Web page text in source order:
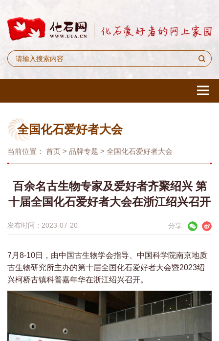
全国化石爱好者大会
当前位置： 首页 > 品牌专题 > 全国化石爱好者大会
百余名古生物专家及爱好者齐聚绍兴 第
十届全国化石爱好者大会在浙江绍兴召开
发布时间：2023-07-20 分享:
7月8-10日，由中国古生物学会指导、中国科学院南京地质
古生物研究所主办的第十届全国化石爱好者大会暨2023绍
兴柯桥古镇科普嘉年华在浙江绍兴召开。